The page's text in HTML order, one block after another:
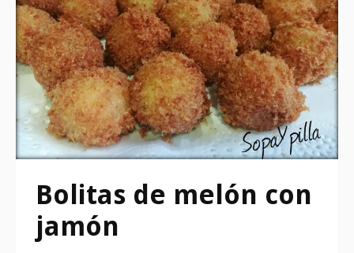
Bolitas de melón con
jamón